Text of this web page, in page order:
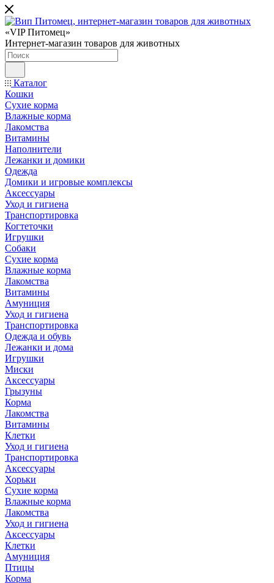
«VIP Питомец»
Интернет-магазин товаров для животных
Каталог
Кошки
Сухие корма
Влажные корма
Лакомства
Витамины
Наполнители
Лежанки и домики
Одежда
Домики и игровые комплексы
Аксессуары
Уход и гигиена
Транспортировка
Когтеточки
Игрушки
Собаки
Сухие корма
Влажные корма
Лакомства
Витамины
Амуниция
Уход и гигиена
Транспортировка
Одежда и обувь
Лежанки и дома
Игрушки
Миски
Аксессуары
Грызуны
Корма
Лакомства
Витамины
Клетки
Уход и гигиена
Транспортировка
Аксессуары
Хорьки
Сухие корма
Влажные корма
Лакомства
Уход и гигиена
Аксессуары
Клетки
Амуниция
Птицы
Корма